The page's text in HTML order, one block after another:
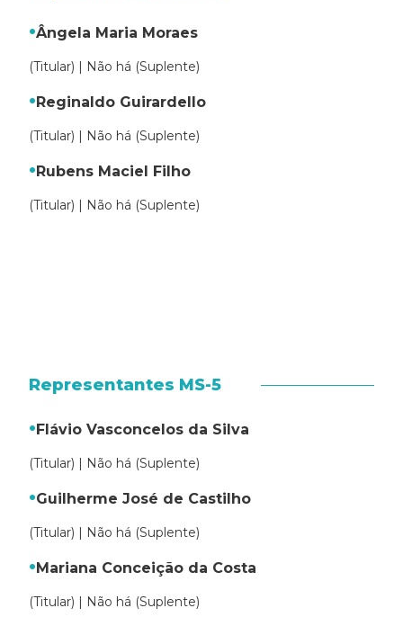
Ângela Maria Moraes
(Titular) | Não há (Suplente)
Reginaldo Guirardello
(Titular) | Não há (Suplente)
Rubens Maciel Filho
(Titular) | Não há (Suplente)
Representantes MS-5
Flávio Vasconcelos da Silva
(Titular) | Não há (Suplente)
Guilherme José de Castilho
(Titular) | Não há (Suplente)
Mariana Conceição da Costa
(Titular) | Não há (Suplente)